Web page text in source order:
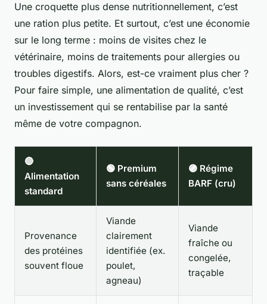
Une croquette plus dense nutritionnellement, c’est
une ration plus petite. Et surtout, c’est une économie
sur le long terme : moins de visites chez le
vétérinaire, moins de traitements pour allergies ou
troubles digestifs. Alors, est-ce vraiment plus cher ?
Pour faire simple, une alimentation de qualité, c’est
un investissement qui se rentabilise par la santé
même de votre compagnon.
🔴
Alimentation
standard
🟢 Premium
sans céréales
🟣 Régime
BARF (cru)
Provenance
des protéines
souvent floue
Viande
clairement
identifiée (ex.
poulet,
agneau)
Viande
fraîche ou
congelée,
traçable